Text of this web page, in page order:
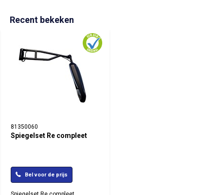
Recent bekeken
81350060
Spiegelset Re compleet
Bel voor de prijs